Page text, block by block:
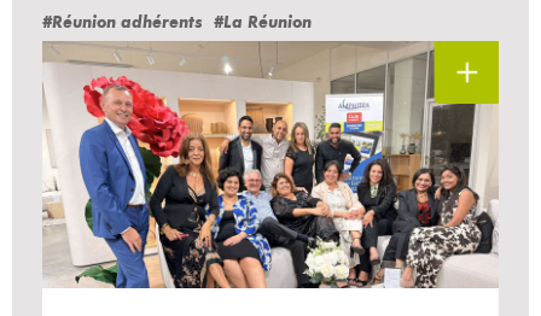
#Réunion adhérents #La Réunion